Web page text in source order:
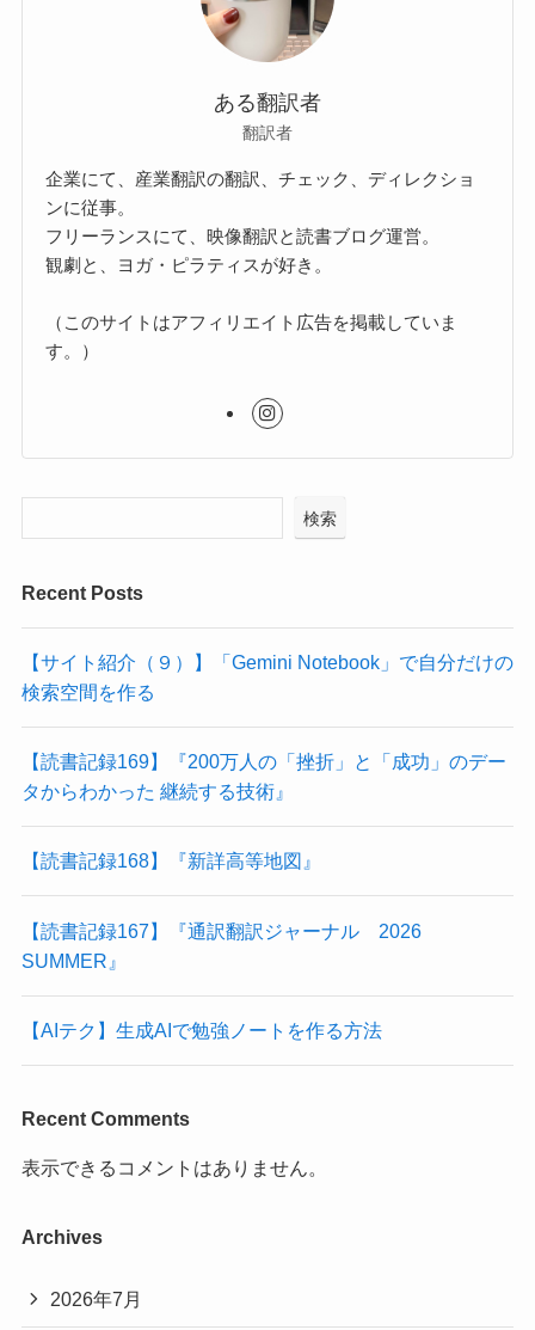
ある翻訳者
翻訳者
企業にて、産業翻訳の翻訳、チェック、ディレクショ
ンに従事。
フリーランスにて、映像翻訳と読書ブログ運営。
観劇と、ヨガ・ピラティスが好き。
（このサイトはアフィリエイト広告を掲載していま
す。）
検索
Recent Posts
【サイト紹介（９）】「Gemini Notebook」で自分だけの
検索空間を作る
【読書記録169】『200万人の「挫折」と「成功」のデー
タからわかった 継続する技術』
【読書記録168】『新詳高等地図』
【読書記録167】『通訳翻訳ジャーナル 2026
SUMMER』
【AIテク】生成AIで勉強ノートを作る方法
Recent Comments
表示できるコメントはありません。
Archives
2026年7月